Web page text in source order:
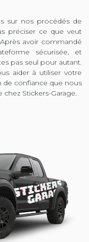
sur nos procédés de
préciser ce que veut
avoir commandé
sécurisée, et
pas seul pour autant.
aider à utiliser votre
de confiance que nous
chez Stickers-Garage.